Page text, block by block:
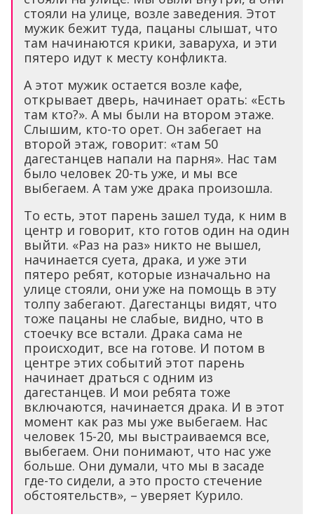
стояли на улице, возле заведения. Этот
мужик бежит туда, пацаны слышат, что
там начинаются крики, заваруха, и эти
пятеро идут к месту конфликта.
А этот мужик остается возле кафе,
открывает дверь, начинает орать: «Есть
там кто?». А мы были на втором этаже.
Слышим, кто-то орет. Он забегает на
второй этаж, говорит: «там 50
дагестанцев напали на парня». Нас там
было человек 20-ть уже, и мы все
выбегаем. А там уже драка произошла.
То есть, этот парень зашел туда, к ним в
центр и говорит, кто готов один на один
выйти. «Раз на раз» никто не вышел,
начинается суета, драка, и уже эти
пятеро ребят, которые изначально на
улице стояли, они уже на помощь в эту
толпу забегают. Дагестанцы видят, что
тоже пацаны не слабые, видно, что в
стоечку все встали. Драка сама не
происходит, все на готове. И потом в
центре этих событий этот парень
начинает драться с одним из
дагестанцев. И мои ребята тоже
включаются, начинается драка. И в этот
момент как раз мы уже выбегаем. Нас
человек 15-20, мы выстраиваемся все,
выбегаем. Они понимают, что нас уже
больше. Они думали, что мы в засаде
где-то сидели, а это просто стечение
обстоятельств», – уверяет Курило.